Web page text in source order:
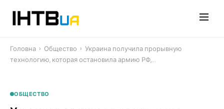
Головна › Общество › Украина получила прорывную
технологию, которая остановила армию РФ,…
ОБЩЕСТВО